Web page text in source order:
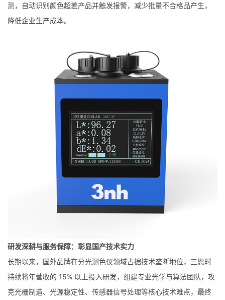
测，自动识别颜色超差产品并触发报警，减少批量不合格品产生，
降低企业生产成本。
研发深耕与服务保障：彰显国产技术实力
长期以来，国外品牌在分光测色仪领域占据技术垄断地位，三恩时
持续将年营收的 15% 以上投入研发，组建专业光学与算法团队，攻
克光栅制造、光源稳定性、传感器信号处理等核心技术难点，最终